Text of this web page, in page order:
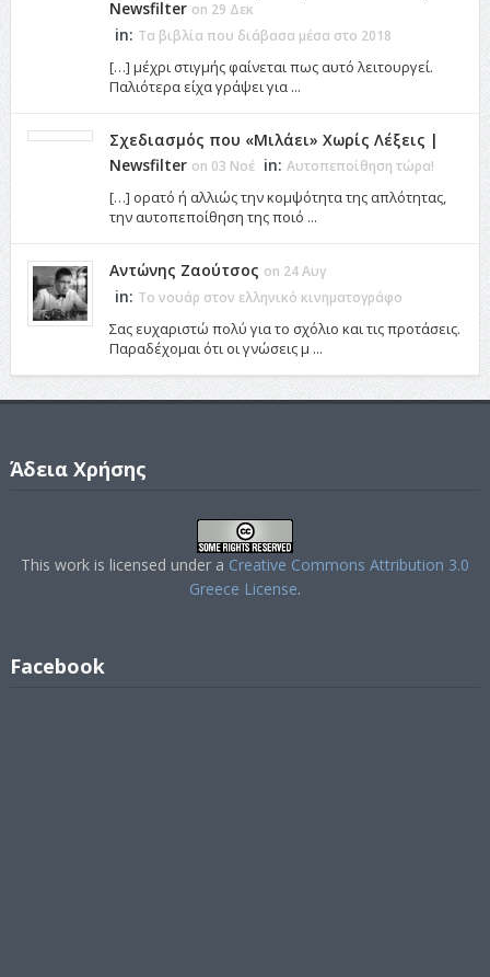
Newsfilter on 29 Δεκ
in: Τα βιβλία που διάβασα μέσα στο 2018
[…] μέχρι στιγμής φαίνεται πως αυτό λειτουργεί.
Παλιότερα είχα γράψει για ...
Σχεδιασμός που «Μιλάει» Χωρίς Λέξεις |
Newsfilter on 03 Νοέ in: Αυτοπεποίθηση τώρα!
[…] ορατό ή αλλιώς την κομψότητα της απλότητας,
την αυτοπεποίθηση της ποιό ...
Αντώνης Ζαούτσος on 24 Αυγ
in: Το νουάρ στον ελληνικό κινηματογράφο
Σας ευχαριστώ πολύ για το σχόλιο και τις προτάσεις.
Παραδέχομαι ότι οι γνώσεις μ ...
Άδεια Χρήσης
This work is licensed under a Creative Commons Attribution 3.0
Greece License.
Facebook